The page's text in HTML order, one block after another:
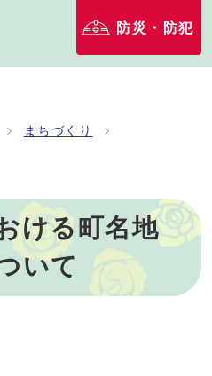
防災・防犯
まちづくり
ける町名地
いて